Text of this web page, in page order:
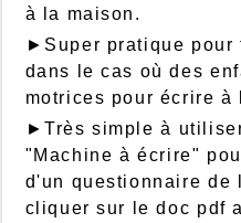
à la maison.
►Super pratique
dans le cas où des
motrices pour écrire à
►Très simple à
"Machine à écrire"
d'un questionnaire de
cliquer sur le doc pdf